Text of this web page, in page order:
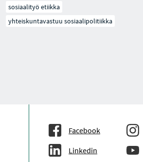
sosiaalityö etiikka
yhteiskuntavastuu sosiaalipolitiikka
Facebook
Linkedin